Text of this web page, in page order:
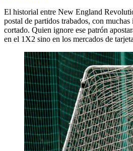
El historial entre New England
postal de partidos trabados, con
cortado. Quien ignore ese patrón
en el 1X2 sino en los mercados de